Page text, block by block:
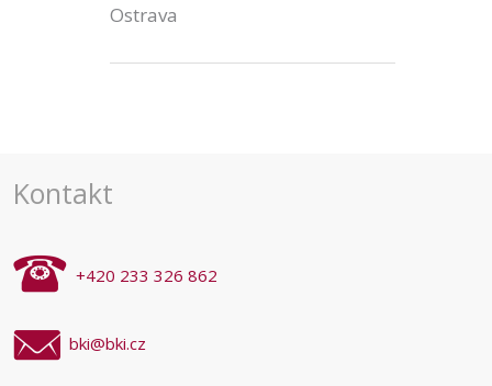
Ostrava
Kontakt
+420 233 326 862
bki@bki.cz